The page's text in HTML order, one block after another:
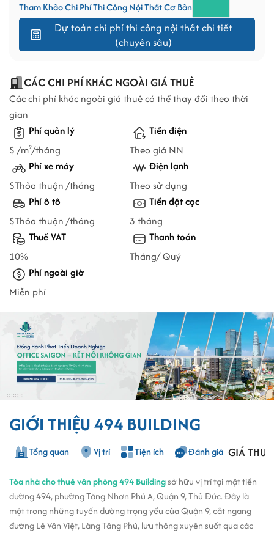
Tham Khảo Chi Phí Thi Công Nội Thất Cơ Bản
Dự toán chi phí thi công nội thất chi tiết
(chuyên sâu)
CÁC CHI PHÍ KHÁC NGOÀI GIÁ THUÊ
Các chi phí khác ngoài giá thuê có thể thay đổi theo thời
gian
Phí quản lý
$ /m2/tháng
Tiền điện
Theo giá NN
Phí xe máy
$Thỏa thuận /tháng
Điện lạnh
Theo sử dụng
Phí ô tô
$Thỏa thuận /tháng
Tiền đặt cọc
3 tháng
Thuế VAT
10%
Thanh toán
Tháng/ Quý
Phí ngoài giờ
Miễn phí
GIỚI THIỆU 494 BUILDING
Tổng quan Vị trí Tiện ích Đánh giá GIÁ
Tòa nhà cho thuê văn phòng 494 Buildingsở hữu vị trí tại mặt tiền
đường 494, phường Tăng Nhơn Phú A, Quận 9, Thủ Đức. Đây là
một trong những tuyến đường trọng yếu của Quận 9, cắt ngang
đường Lê Văn Việt, Làng Tăng Phú, lưu thông xuyên suốt qua các